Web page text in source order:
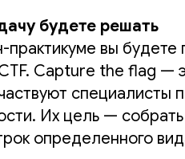
будете решать
практикуме вы будете
Capture the flag —
специалисты
Их цель —
определенного